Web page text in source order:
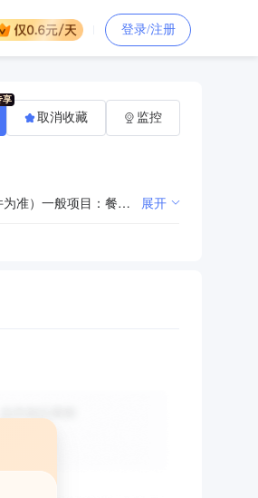
登录/注册
许可项目：餐饮服务。（依法须经批准的项目，经相关部门批准后方可开展经营活动，具体经营项目以相关部门批准文件或许可证件为准）一般项目：餐饮管理；单位后勤管理服务；外卖递送服务；酒店管理；采购代理服务；物业管理；食用农产品批发；食用农产品零售；初级农产品收购；农副产品销售；餐饮器具集中消毒服务；新鲜蔬菜批发；新鲜蔬菜零售；鲜肉批发；鲜肉零售；水产品批发；水产品零售；新鲜水果批发；新鲜水果零售；厨具卫具及日用杂品批发；厨具卫具及日用杂品零售；日用百货销售；办公用品销售；办公设备销售；办公设备耗材销售；日用电器修理；园林绿化工程施工；家用电器安装服务；家政服务；建筑物清洁服务；专业保洁、清洗、消毒服务；会议及展览服务；组织文化艺术交流活动。（除依法须经批准的项目外，凭营业执照依法自主开展经营活动） 展开
取消收藏 监控